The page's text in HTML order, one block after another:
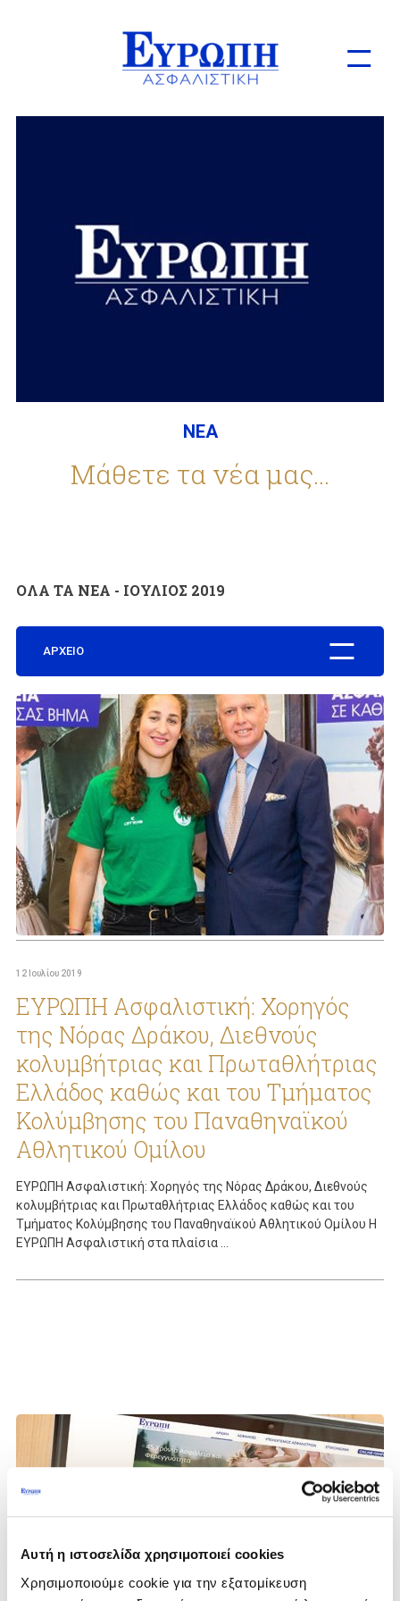
Αυτή η ιστοσελίδα χρησιμοποιεί cookies
Χρησιμοποιούμε cookie για την εξατομίκευση
Επιχειρήσεις
ΣΥΝΕΡΓΑΤΕΣ
ΕΠΙΚΟΙΝΩΝΙΑ
ΝΕΑ
Μάθετε τα νέα μας...
ΟΛΑ ΤΑ ΝΕΑ - ΙΟΥΛΙΟΣ 2019
ΑΡΧΕΙΟ
12 Ιουλίου 2019
ΕΥΡΩΠΗ Ασφαλιστική: Χορηγός
της Νόρας Δράκου, Διεθνούς
κολυμβήτριας και Πρωταθλήτριας
Ελλάδος καθώς και του Τμήματος
Κολύμβησης του Παναθηναϊκού
Αθλητικού Ομίλου
ΕΥΡΩΠΗ Ασφαλιστική: Χορηγός της Νόρας Δράκου, Διεθνούς
κολυμβήτριας και Πρωταθλήτριας Ελλάδος καθώς και του
Τμήματος Κολύμβησης του Παναθηναϊκού Αθλητικού Ομίλου Η
ΕΥΡΩΠΗ Ασφαλιστική στα πλαίσια ...